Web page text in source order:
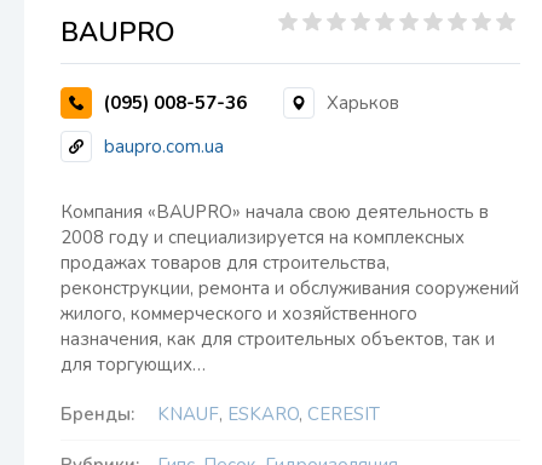
BAUPRO
(095) 008-57-36
Харьков
baupro.com.ua
Компания «BAUPRO» начала свою деятельность в
2008 году и специализируется на комплексных
продажах товаров для строительства,
реконструкции, ремонта и обслуживания сооружений
жилого, коммерческого и хозяйственного
назначения, как для строительных объектов, так и
для торгующих…
Бренды: KNAUF, ESKARO, CERESIT